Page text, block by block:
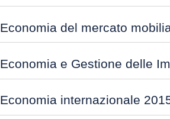
Economia del mercato
Economia e Gestione delle
Economia internazionale